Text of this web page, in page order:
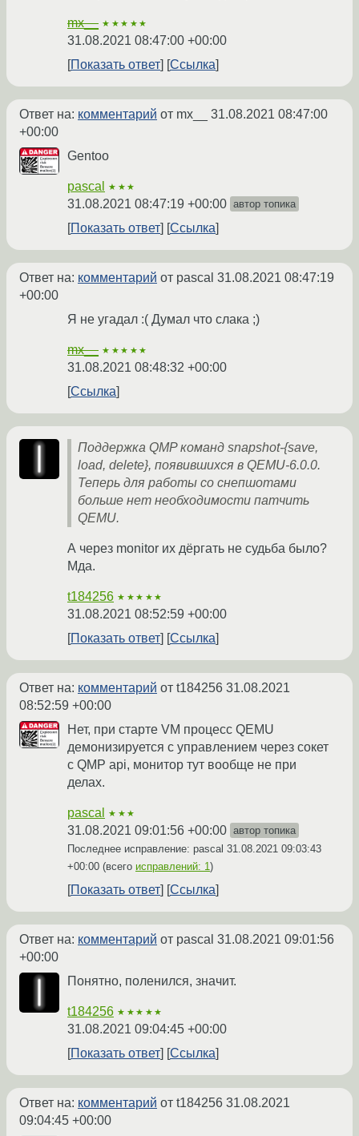
mx__ ★★★★★
31.08.2021 08:47:00 +00:00
Показать ответ
Ссылка
Ответ на: комментарий от mx__ 31.08.2021 08:47:00
+00:00
Gentoo
pascal ★★★
31.08.2021 08:47:19 +00:00 автор топика
Показать ответ Ссылка
Ответ на: комментарий от pascal 31.08.2021 08:47:19
+00:00
Я не угадал :( Думал что слака ;)
mx__ ★★★★★
31.08.2021 08:48:32 +00:00
Ссылка
Поддержка QMP команд snapshot-{save,
load, delete}, появившихся в QEMU-6.0.0.
Теперь для работы со снепшотами
больше нет необходимости патчить
QEMU.
А через monitor их дёргать не судьба было?
Мда.
t184256 ★★★★★
31.08.2021 08:52:59 +00:00
Показать ответ
Ссылка
Ответ на: комментарий от t184256 31.08.2021
08:52:59 +00:00
Нет, при старте VM процесс QEMU
демонизируется с управлением через сокет
с QMP api, монитор тут вообще не при
делах.
pascal ★★★
31.08.2021 09:01:56 +00:00 автор топика
Последнее исправление: pascal 31.08.2021 09:03:43
+00:00 (всего исправлений: 1)
Показать ответ Ссылка
Ответ на: комментарий от pascal 31.08.2021 09:01:56
+00:00
Понятно, поленился, значит.
t184256 ★★★★★
31.08.2021 09:04:45 +00:00
Показать ответ
Ссылка
Ответ на: комментарий от t184256 31.08.2021
09:04:45 +00:00